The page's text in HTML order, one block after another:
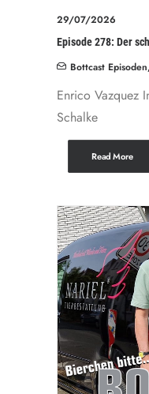
29/07/2026
Episode 278: Der
Bottcast Episoden,
Enrico Vazquez
Schalke
Read More